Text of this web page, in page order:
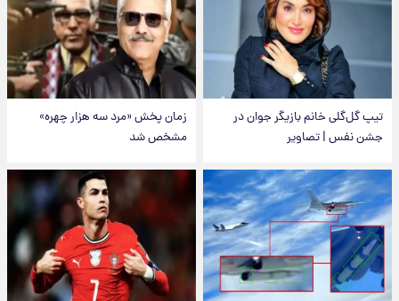
تیپ گل‌گلی خانم بازیگر جوان در
جشن نفس | تصاویر
زمان پخش «مرد سه هزار چهره»
مشخص شد